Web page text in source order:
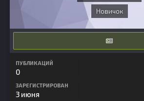
Новичок
ПУБЛИКАЦИЙ
0
ЗАРЕГИСТРИРОВАН
3 июня